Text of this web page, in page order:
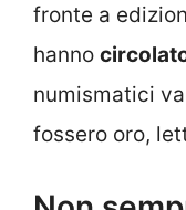
fronte a
hanno
numismatici
fossero oro,